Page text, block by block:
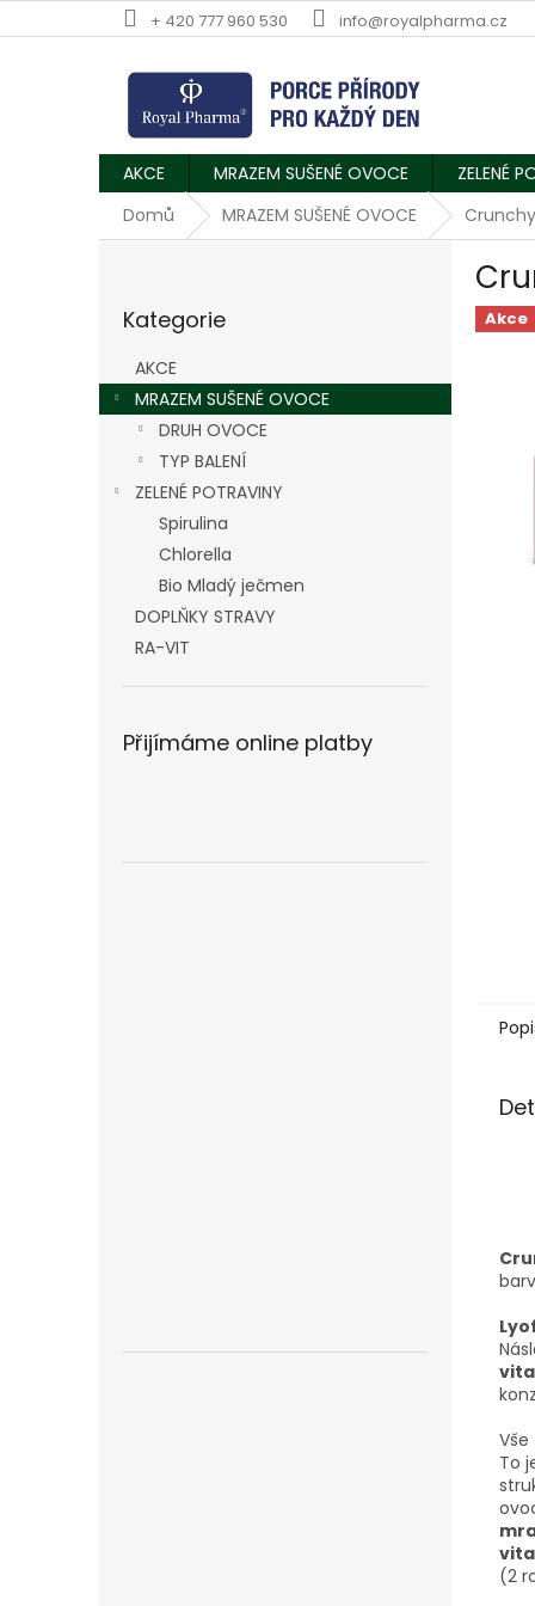
na
+ 420 777 960 530 info@royalpharma.cz
AKCE MRAZEM SUŠENÉ OVOCE
ZELENÉ
Domů
MRAZEM SUŠENÉ OVOCE
a
n
kategorie
Kategorie
AKCE
MRAZEM SUŠENÉ OVOCE
DRUH OVOCE
TYP BALENÍ
ZELENÉ POTRAVINY
Spirulina
Chlorella
Bio Mladý ječmen
DOPLŇKY STRAVY
RA-VIT
Přijímáme online platby
Akce
To
(2